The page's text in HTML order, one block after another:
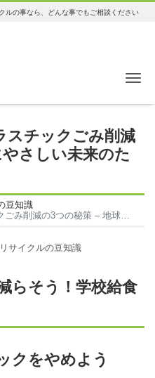
ルの事なら、どんな事でもご相談ください
スチックごみ削減
さしい未来のた
豆知識
の秘策 – 地球にやさしい未来のために
サイクルの豆知識
らそう！学校給食
クをやめよう